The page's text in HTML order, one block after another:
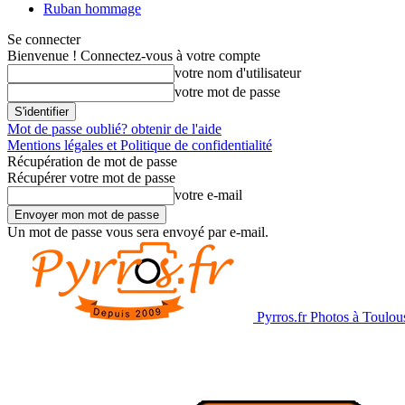
Ruban hommage
Se connecter
Bienvenue ! Connectez-vous à votre compte
votre nom d'utilisateur
votre mot de passe
Mot de passe oublié? obtenir de l'aide
Mentions légales et Politique de confidentialité
Récupération de mot de passe
Récupérer votre mot de passe
votre e-mail
Un mot de passe vous sera envoyé par e-mail.
Pyrros.fr Photos à